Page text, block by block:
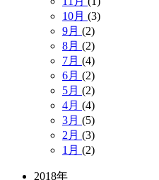
10月 (3)
9月 (2)
8月 (2)
7月 (4)
6月 (2)
5月 (2)
4月 (4)
3月 (5)
2月 (3)
1月 (2)
2018年